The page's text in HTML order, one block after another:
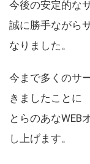
今後の安定的な
誠に勝手ながら
なりました。
今まで多くのサ
きましたことに
とらのあなWEB
し上げます。